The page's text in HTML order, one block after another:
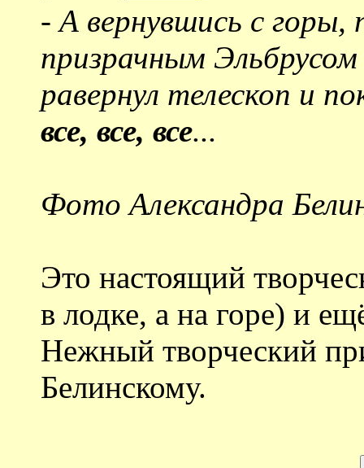
-А вернувшись с горы,
призрачным
равернул телескоп и
все, все, все...
Фото Александра
Это настоящий
в лодке, а на горе) и
Нежный творческий
Белинскому.